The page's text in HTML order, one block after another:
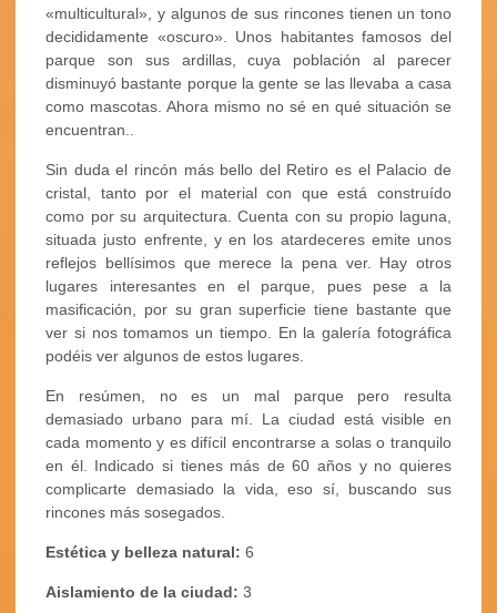
«multicultural», y algunos de sus rincones tienen un tono
decididamente «oscuro». Unos habitantes famosos del
parque son sus ardillas, cuya población al parecer
disminuyó bastante porque la gente se las llevaba a casa
como mascotas. Ahora mismo no sé en qué situación se
encuentran..
Sin duda el rincón más bello del Retiro es el Palacio de
cristal, tanto por el material con que está construído
como por su arquitectura. Cuenta con su propio laguna,
situada justo enfrente, y en los atardeceres emite unos
reflejos bellísimos que merece la pena ver. Hay otros
lugares interesantes en el parque, pues pese a la
masificación, por su gran superficie tiene bastante que
ver si nos tomamos un tiempo. En la galería fotográfica
podéis ver algunos de estos lugares.
En resúmen, no es un mal parque pero resulta
demasiado urbano para mí. La ciudad está visible en
cada momento y es difícil encontrarse a solas o tranquilo
en él. Indicado si tienes más de 60 años y no quieres
complicarte demasiado la vida, eso sí, buscando sus
rincones más sosegados.
Estética y belleza natural: 6
Aislamiento de la ciudad: 3